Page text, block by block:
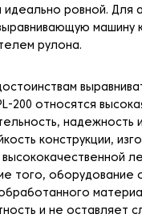
идеально ровной. Для
машину
рулона.
200 относятся
надежность и
конструкции,
высококачественной
того, оборудование
и не оставляет